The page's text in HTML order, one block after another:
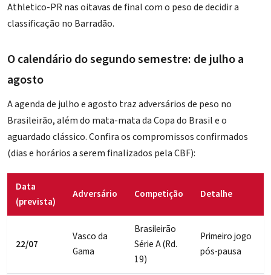
Athletico-PR nas oitavas de final com o peso de decidir a
classificação no Barradão.
O calendário do segundo semestre: de julho a
agosto
A agenda de julho e agosto traz adversários de peso no
Brasileirão, além do mata-mata da Copa do Brasil e o
aguardado clássico. Confira os compromissos confirmados
(dias e horários a serem finalizados pela CBF):
Data
(prevista)
Adversário Competição Detalhe
22/07
Vasco da
Gama
Brasileirão
Série A (Rd.
19)
Primeiro jogo
pós-pausa